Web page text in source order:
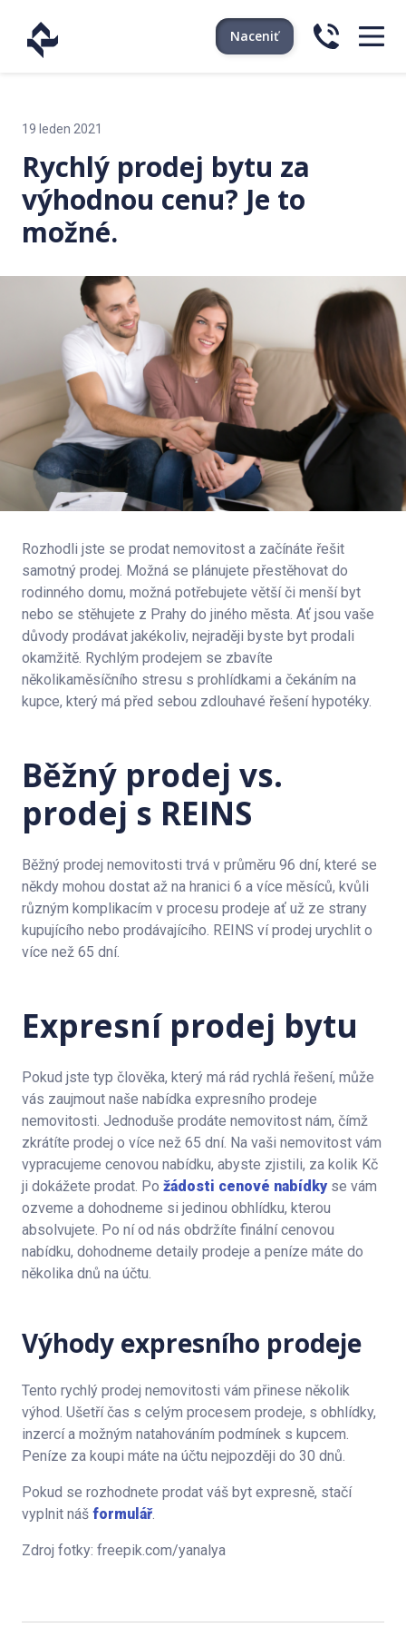
Naceniť
19 leden 2021
Rychlý prodej bytu za
výhodnou cenu? Je to
možné.
Rozhodli jste se prodat nemovitost a začínáte řešit
samotný prodej. Možná se plánujete přestěhovat do
rodinného domu, možná potřebujete větší či menší byt
nebo se stěhujete z Prahy do jiného města. Ať jsou vaše
důvody prodávat jakékoliv, nejraději byste byt prodali
okamžitě. Rychlým prodejem se zbavíte
několikaměsíčního stresu s prohlídkami a čekáním na
kupce, který má před sebou zdlouhavé řešení hypotéky.
Běžný prodej vs.
prodej s REINS
Běžný prodej nemovitosti trvá v průměru 96 dní, které se
někdy mohou dostat až na hranici 6 a více měsíců, kvůli
různým komplikacím v procesu prodeje ať už ze strany
kupujícího nebo prodávajícího. REINS ví prodej urychlit o
více než 65 dní.
Expresní prodej bytu
Pokud jste typ člověka, který má rád rychlá řešení, může
vás zaujmout naše nabídka expresního prodeje
nemovitosti. Jednoduše prodáte nemovitost nám, čímž
zkrátíte prodej o více než 65 dní. Na vaši nemovitost vám
vypracujeme cenovou nabídku, abyste zjistili, za kolik Kč
ji dokážete prodat. Po žádosti cenové nabídky se vám
ozveme a dohodneme si jedinou obhlídku, kterou
absolvujete. Po ní od nás obdržíte finální cenovou
nabídku, dohodneme detaily prodeje a peníze máte do
několika dnů na účtu.
Výhody expresního prodeje
Tento rychlý prodej nemovitosti vám přinese několik
výhod. Ušetří čas s celým procesem prodeje, s obhlídky,
inzercí a možným natahováním podmínek s kupcem.
Peníze za koupi máte na účtu nejpozději do 30 dnů.
Pokud se rozhodnete prodat váš byt expresně, stačí
vyplnit náš formulář.
Zdroj fotky: freepik.com/yanalya